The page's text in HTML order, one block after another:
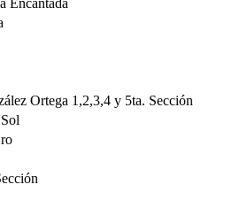
Ortega 1,2,3,4 y 5ta. Sección